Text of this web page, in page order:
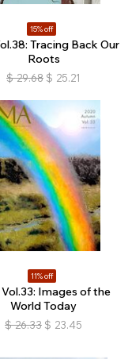
15% off
Tracing Back Our
Roots
$ 29.68 $ 25.21
11% off
Images of the
World Today
$ 26.33 $ 23.45